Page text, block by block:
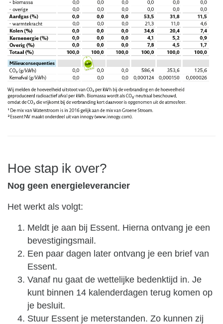
Hoe stap ik over?
Nog geen energieleverancier
Het werkt als volgt:
Meldt je aan bij Essent. Hierna ontvang je een
bevestigingsmail.
Een paar dagen later ontvang je een brief van
Essent.
Vanaf nu gaat de wettelijke bedenktijd in. Je
kunt binnen 14 kalenderdagen terug komen op
je besluit.
Stuur Essent je meterstanden. Zo kunnen zij